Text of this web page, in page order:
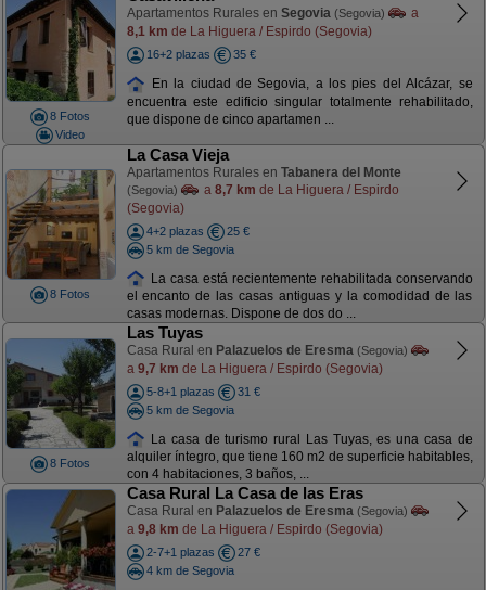
8 Fotos
Video
Apartamentos Rurales en Segovia (Segovia)
a
8,1 km de La Higuera / Espirdo (Segovia)
16+2 plazas 35 €
En la ciudad de Segovia, a los pies del Alcázar, se
encuentra este edificio singular totalmente rehabilitado,
que dispone de cinco apartamen ...
8 Fotos
La Casa Vieja
Apartamentos Rurales en Tabanera del Monte
(Segovia) a 8,7 km de La Higuera / Espirdo
(Segovia)
4+2 plazas
25 €
5 km de Segovia
La casa está recientemente rehabilitada conservando
el encanto de las casas antiguas y la comodidad de las
casas modernas. Dispone de dos do ...
8 Fotos
Las Tuyas
Casa Rural en Palazuelos de Eresma (Segovia)
a 9,7 km de La Higuera / Espirdo (Segovia)
5-8+1 plazas
31 €
5 km de Segovia
La casa de turismo rural Las Tuyas, es una casa de
alquiler íntegro, que tiene 160 m2 de superficie habitables,
con 4 habitaciones, 3 baños, ...
Casa Rural La Casa de las Eras
Casa Rural en Palazuelos de Eresma (Segovia)
a 9,8 km de La Higuera / Espirdo (Segovia)
2-7+1 plazas
27 €
4 km de Segovia